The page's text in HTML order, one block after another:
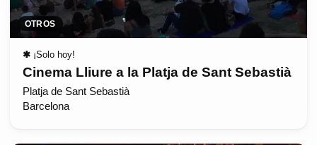
OTROS
✱ ¡Solo hoy!
Cinema Lliure a la Platja de Sant Sebastià
Platja de Sant Sebastià
Barcelona